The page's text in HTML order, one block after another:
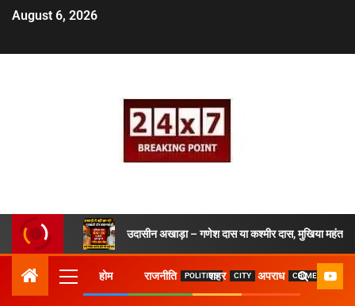
August 6, 2026
उदासीन अखाड़ा – गणेश दास या कश्मीर दास, मुखिया महंत ने
होम राजनीति POLITICSशहर CITY अपराध CRIME